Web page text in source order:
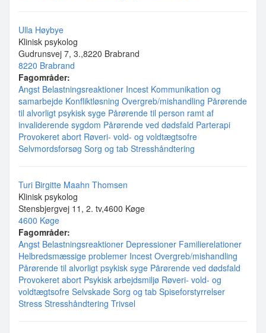
Ulla Høybye
Klinisk psykolog
Gudrunsvej 7, 3.,8220 Brabrand
8220 Brabrand
Fagområder:
Angst Belastningsreaktioner Incest Kommunikation og
samarbejde Konfliktløsning Overgreb/mishandling Pårørende
til alvorligt psykisk syge Pårørende til person ramt af
invaliderende sygdom Pårørende ved dødsfald Parterapi
Provokeret abort Røveri- vold- og voldtægtsofre
Selvmordsforsøg Sorg og tab Stresshåndtering
Turi Birgitte Maahn Thomsen
Klinisk psykolog
Stensbjergvej 11, 2. tv,4600 Køge
4600 Køge
Fagområder:
Angst Belastningsreaktioner Depressioner Familierelationer
Helbredsmæssige problemer Incest Overgreb/mishandling
Pårørende til alvorligt psykisk syge Pårørende ved dødsfald
Provokeret abort Psykisk arbejdsmiljø Røveri- vold- og
voldtægtsofre Selvskade Sorg og tab Spiseforstyrrelser
Stress Stresshåndtering Trivsel